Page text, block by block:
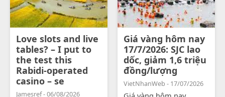
Love slots and live
tables? – I put to
the test this
Rabidi-operated
casino – se
Jamesref - 06/08/2026
Giá vàng hôm nay
17/7/2026: SJC lao
dốc, giảm 1,6 triệu
đồng/lượng
VietNhanWeb - 17/07/2026